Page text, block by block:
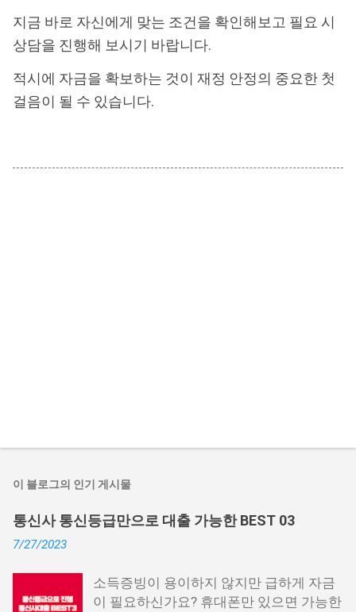
지금 바로 자신에게 맞는 조건을 확인해보고 필요 시
상담을 진행해 보시기 바랍니다.
적시에 자금을 확보하는 것이 재정 안정의 중요한 첫
걸음이 될 수 있습니다.
이 블로그의 인기 게시물
통신사 통신등급만으로 대출 가능한 BEST 03
7/27/2023
소득증빙이 용이하지 않지만 급하게 자금
이 필요하신가요? 휴대폰만 있으면 가능한